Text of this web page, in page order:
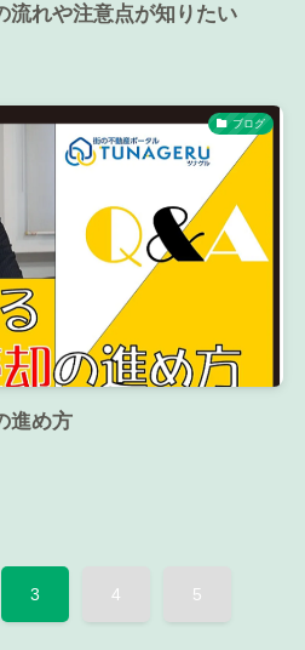
流れや注意点が知りたい
ブログ
進め方
3 4 5